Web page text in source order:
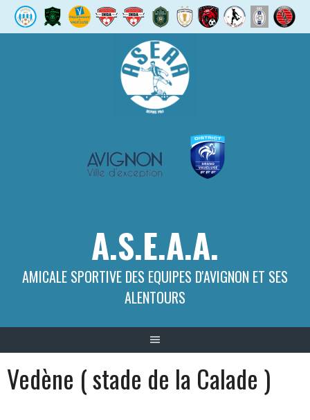
A.S.E.A.A.
AMICALE SPORTIVE DES EQUIPES D'AVIGNON ET SES
ALENTOURS
Vedène ( stade de la Calade )